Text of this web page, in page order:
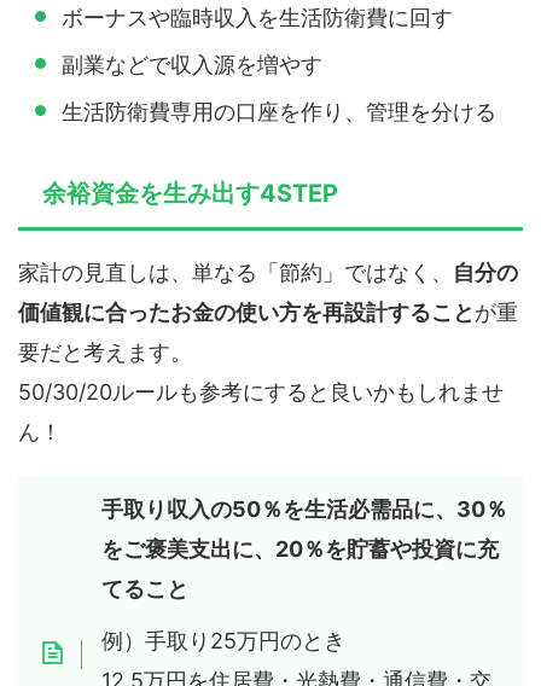
ボーナスや臨時収入を生活防衛費に回す
副業などで収入源を増やす
生活防衛費専用の口座を作り、管理を分ける
余裕資金を生み出す4STEP
家計の見直しは、単なる「節約」ではなく、 自分の
価値観に合ったお金の使い方を再設計することが重
要だと考えます。
50/30/20ルールも参考にすると良いかもしれませ
ん！
手取り収入の50％を生活必需品に、30％
をご褒美支出に、20％を貯蓄や投資に充
てること
例）手取り25万円のとき